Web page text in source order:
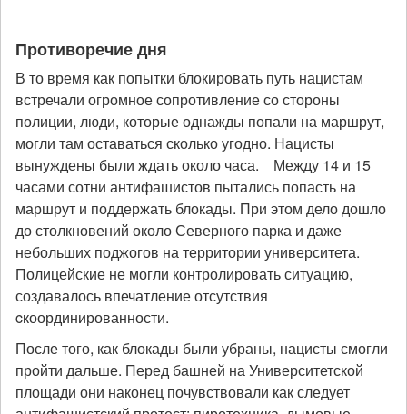
Противоречие дня
В то время как попытки блокировать путь нацистам
встречали огромное сопротивление со стороны
полиции, люди, которые однажды попали на маршрут,
могли там оставаться сколько угодно. Нацисты
вынуждены были ждать около часа. Между 14 и 15
часами сотни антифашистов пытались попасть на
маршрут и поддержать блокады. При этом дело дошло
до столкновений около Северного парка и даже
небольших поджогов на территории университета.
Полицейские не могли контролировать ситуацию,
создавалось впечатление отсутствия
cкоординированности.
После того, как блокады были убраны, нацисты смогли
пройти дальше. Перед башней на Университетской
площади они наконец почувствовали как следует